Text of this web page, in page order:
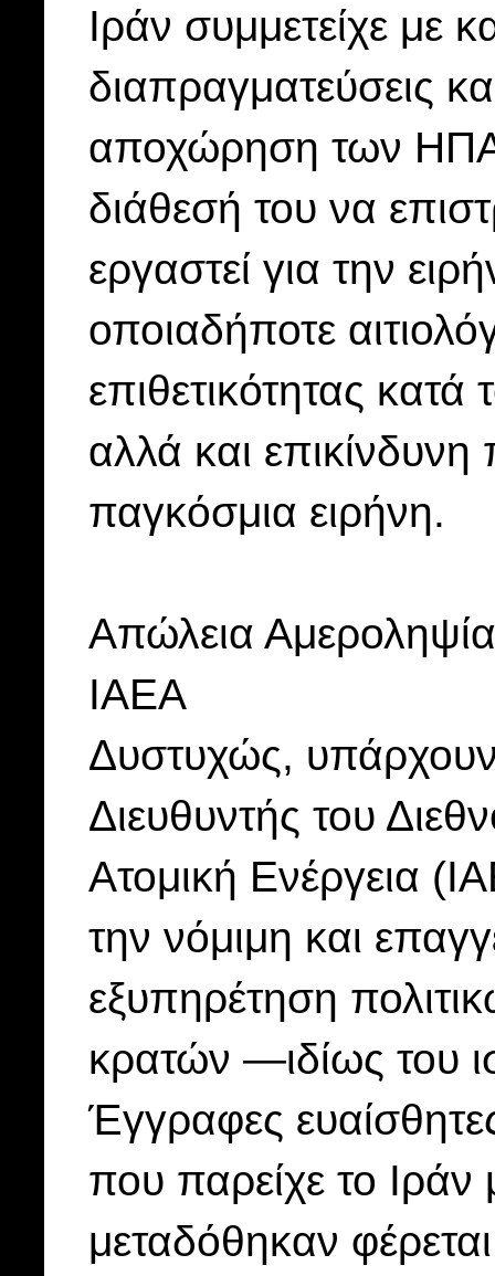
Ιράν συμμετείχε με
διαπραγματεύσεις
αποχώρηση των
διάθεσή του να
εργαστεί για την
οποιαδήποτε
επιθετικότητας
αλλά και
παγκόσμια ειρήνη.
Απώλεια
IAEA
Δυστυχώς, υπάρχουν
Διευθυντής του
Ατομική Ενέργεια
την νόμιμη και
εξυπηρέτηση
κρατών —ιδίως του
Έγγραφες
που παρείχε το Ιράν
μεταδόθηκαν